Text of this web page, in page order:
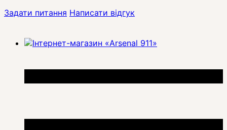
Задати питання Написати відгук